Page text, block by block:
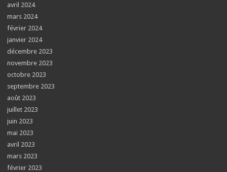
avril 2024
mars 2024
février 2024
janvier 2024
décembre 2023
novembre 2023
octobre 2023
septembre 2023
août 2023
juillet 2023
juin 2023
mai 2023
avril 2023
mars 2023
février 2023